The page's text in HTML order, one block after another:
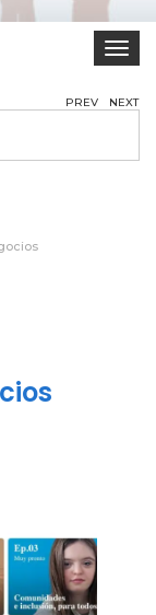
Toggle
PREV NEXT